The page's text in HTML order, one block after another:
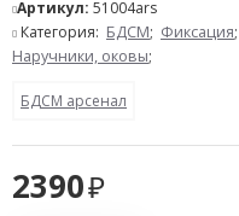
2390
Артикул: 51004ars
Категория: БДСМ; Фиксация;
Наручники, оковы;
БДСМ арсенал